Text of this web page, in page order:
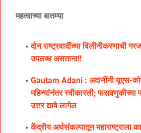
महत्वाच्या बातम्या
दोन राष्ट्रवादींच्या विलीनीकरणाची
उपलब्ध असताना!!
Gautam Adani : अदानींनी यूएस-
महिन्यांनंतर स्वीकारली; फसवणुकीच्या
उत्तर द्यावे लागेल
केंद्रीय अर्थसंकल्पातून महाराष्ट्राला